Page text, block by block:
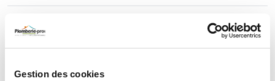
Gestion des cookies
CABINE DE DOUCHE HYDROMASSANTE SKADI